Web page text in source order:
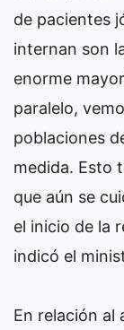
de pacientes
internan son
enorme
paralelo,
poblaciones
medida. Esto
que aún se
el inicio de la
indicó el
En relación al